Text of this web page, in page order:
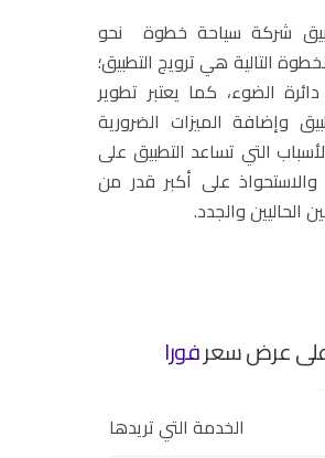
شركة سياحة خطوة نحو
التالية هي ترويج التطبيق؛
الضوء، كما يعتبر تطوير
وإضافة الميزات الضرورية
التي تساعد التطبيق على
والاستحواذ على أكبر قدر من
الحاليين والجدد.
عرض سعرفورا
الخدمة التي تريدها